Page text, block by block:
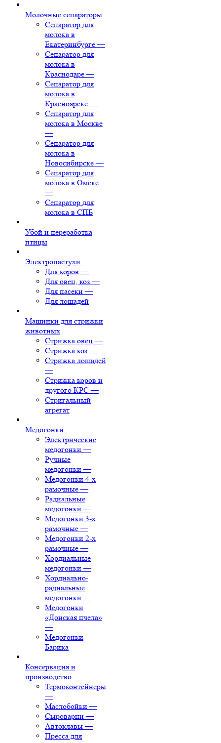
Молочные сепараторы
Сепаратор для
молока в
Екатеринбурге —
Сепаратор для
молока в
Краснодаре —
Сепаратор для
молока в
Красноярске —
Сепаратор для
молока в Москве
—
Сепаратор для
молока в
Новосибирске —
Сепаратор для
молока в Омске
—
Сепаратор для
молока в СПБ
Убой и переработка
птицы
Электропастухи
Для коров —
Для овец, коз —
Для пасеки —
Для лошадей
Машинки для стрижки
животных
Стрижка овец —
Стрижка коз —
Стрижка лошадей
—
Стрижка коров и
другого КРС —
Стригальный
агрегат
Медогонки
Электрические
медогонки —
Ручные
медогонки —
Медогонки 4-х
рамочные —
Радиальные
медогонки —
Медогонки 3-х
рамочные —
Медогонки 2-х
рамочные —
Хордиальные
медогонки —
Хордиально-
радиальные
медогонки —
Медогонки
«Донская пчела»
—
Медогонки
Барика
Консервация и
производство
Термоконтейнеры
—
Маслобойки —
Сыроварни —
Автоклавы —
Пресса для